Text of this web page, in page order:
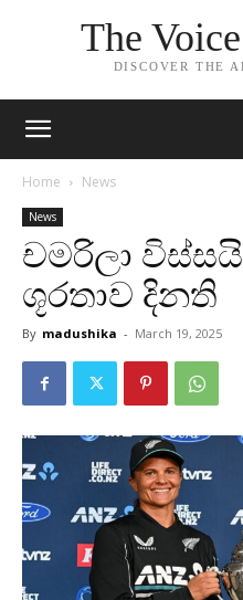
The
DISCOVER THE
Home News
News
චමරිලා
ශූරතාව දිනති
By madushika - March 19, 2025